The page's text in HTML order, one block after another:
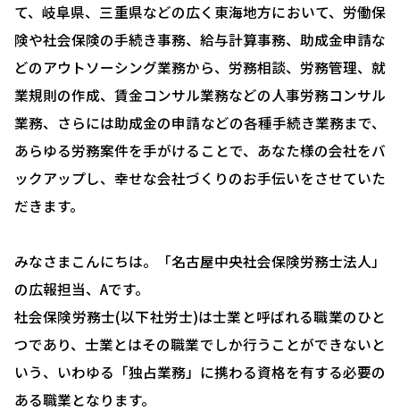
て、岐阜県、三重県などの広く東海地方において、労働保
険や社会保険の手続き事務、給与計算事務、助成金申請な
どのアウトソーシング業務から、労務相談、労務管理、就
業規則の作成、賃金コンサル業務などの人事労務コンサル
業務、さらには助成金の申請などの各種手続き業務まで、
あらゆる労務案件を手がけることで、あなた様の会社をバ
ックアップし、幸せな会社づくりのお手伝いをさせていた
だきます。
みなさまこんにちは。「名古屋中央社会保険労務士法人」
の広報担当、Aです。
社会保険労務士(以下社労士)は士業と呼ばれる職業のひと
つであり、士業とはその職業でしか行うことができないと
いう、いわゆる「独占業務」に携わる資格を有する必要の
ある職業となります。